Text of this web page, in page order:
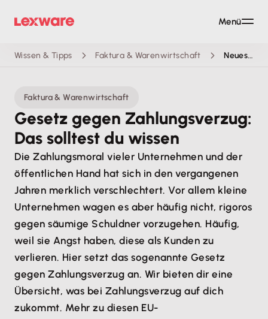
Wissen & Tipps Faktura & Warenwirtschaft Neues Gesetz gegen Zahlungsverzug: Das solltest du wissen
Faktura & Warenwirtschaft
Gesetz gegen Zahlungsverzug:
Das solltest du wissen
Die Zahlungsmoral vieler Unternehmen und der
öffentlichen Hand hat sich in den vergangenen
Jahren merklich verschlechtert. Vor allem kleine
Unternehmen wagen es aber häufig nicht, rigoros
gegen säumige Schuldner vorzugehen. Häufig,
weil sie Angst haben, diese als Kunden zu
verlieren. Hier setzt das sogenannte Gesetz
gegen Zahlungsverzug an. Wir bieten dir eine
Übersicht, was bei Zahlungsverzug auf dich
zukommt. Mehr zu diesen EU-
Menü